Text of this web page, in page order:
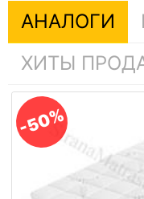
АНАЛОГИ
ХИТЫ
-50%